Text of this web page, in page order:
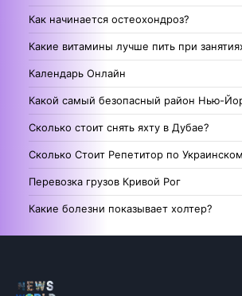
Как начинается остеохондроз?
Какие витамины лучше пить при
Календарь Онлайн
Какой самый безопасный район Нью-
Сколько стоит снять яхту в Дубае?
Сколько Стоит Репетитор по
Перевозка грузов Кривой Рог
Какие болезни показывает холтер?